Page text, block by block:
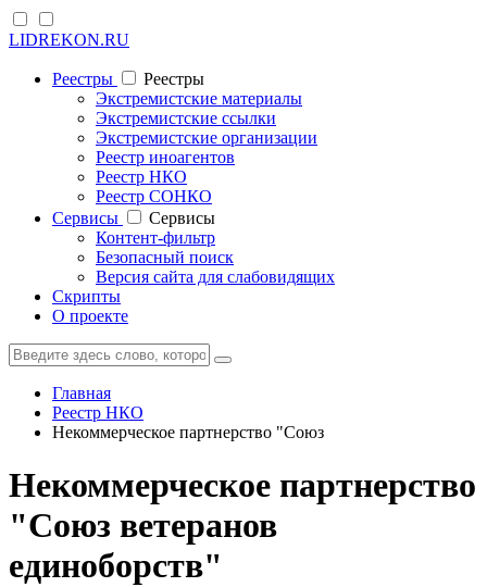
LIDREKON.RU
Реестры
Реестры
Экстремистские материалы
Экстремистские ссылки
Экстремистские организации
Реестр иноагентов
Реестр НКО
Реестр СОНКО
Cервисы
Cервисы
Контент-фильтр
Безопасный поиск
Версия сайта для слабовидящих
Скрипты
О проекте
Главная
Реестр НКО
Некоммерческое партнерство "Союз
Некоммерческое партнерство
"Союз ветеранов
единоборств"